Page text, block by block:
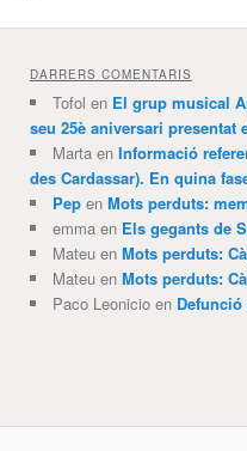
DARRERS COMENTARIS
Tofol en El grup musical
seu 25è aniversari presentat
Martaen Informació
des Cardassar). En quina
Pepen Mots perduts:
emmaen Els gegants de
Mateuen Mots perduts:
Mateuen Mots perduts:
Paco Leonicioen